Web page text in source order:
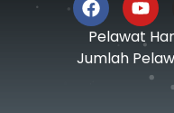
Pelawat
Jumlah